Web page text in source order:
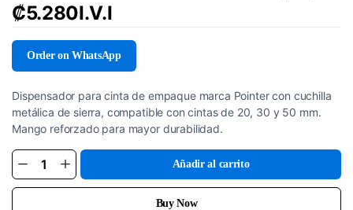
₡5.280I.V.I
Order on WhatsApp
Dispensador para cinta de empaque marca Pointer con cuchilla
metálica de sierra, compatible con cintas de 20, 30 y 50 mm.
Mango reforzado para mayor durabilidad.
Dispensador
Para
Cinta
Añadir al carrito
Buy Now